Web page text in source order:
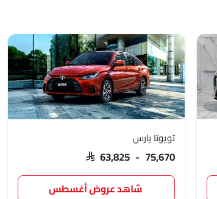
تويوتا يارس
SAR 63,825 - 75,670
شاهد عروض أغسطس